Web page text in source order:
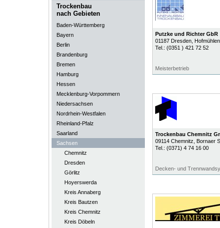
Trockenbau
nach Gebieten
Baden-Württemberg
Bayern
Berlin
Brandenburg
Bremen
Hamburg
Hessen
Mecklenburg-Vorpommern
Niedersachsen
Nordrhein-Westfalen
Rheinland-Pfalz
Saarland
Sachsen
Chemnitz
Dresden
Görlitz
Hoyerswerda
Kreis Annaberg
Kreis Bautzen
Kreis Chemnitz
Kreis Döbeln
Putzke und Richter GbR
01187 Dresden,
Tel.: (0351 ) 421 72 52
Meisterbetrieb
Trockenbau Chemnitz
09114 Chemnitz , Bornaer
Tel.: (0371) 4 74 16 00
Decken- und